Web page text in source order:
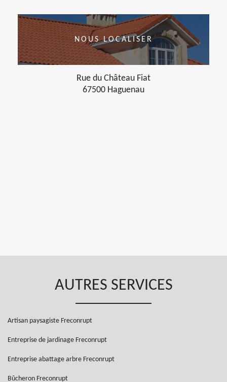
NOUS LOCALISER
Rue du Château Fiat
67500 Haguenau
AUTRES SERVICES
Artisan paysagiste Freconrupt
Entreprise de jardinage Freconrupt
Entreprise abattage arbre Freconrupt
Bûcheron Freconrupt